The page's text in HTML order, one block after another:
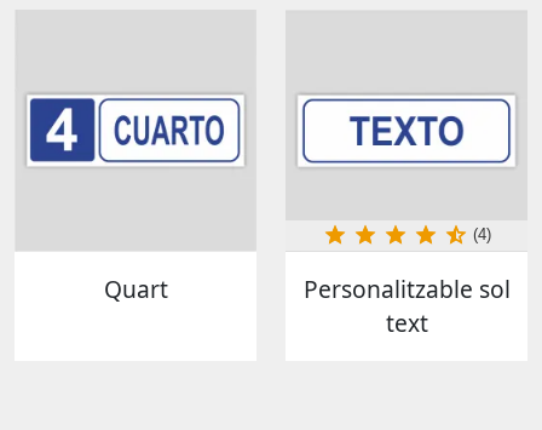
Quart
Personalitzable sol
text
(4)